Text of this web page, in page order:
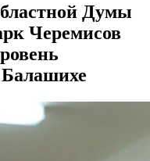
Думы
Черемисов